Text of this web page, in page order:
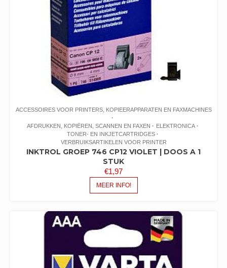
ACCESSOIRES VOOR PRINTERS, KOPIEERAPPARATEN EN FAXMACHINES
AFDRUKKEN, KOPIËREN, SCANNEN EN FAXEN
ELEKTRONICA
TONER- EN INKJETCARTRIDGES
VERBRUIKSARTIKELEN VOOR PRINTER
INKTROL GROEP 746 CP12 VIOLET | DOOS A 1
STUK
€1,97
MEER INFO!